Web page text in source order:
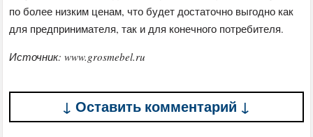
по более низким ценам, что будет достаточно выгодно как
для предпринимателя, так и для конечного потребителя.
Источник: www.grosmebel.ru
↓ Оставить комментарий ↓